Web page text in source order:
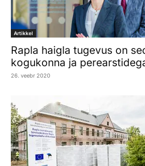
Artikkel
Rapla haigla tugevus on
kogukonna ja
26. veebr 2020